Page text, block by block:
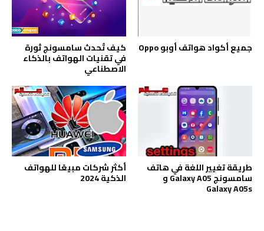
جميع أكواد هواتف أوبو Oppo كيف تُحدث سامسونج ثورة
في تقنيات الهواتف بالذكاء
الاصطناعي
طريقة تغيير اللغة في هاتف
سامسونج Galaxy A05 و
Galaxy A05s
أكثر شركات مبيعًا للهواتف
الذكية 2024